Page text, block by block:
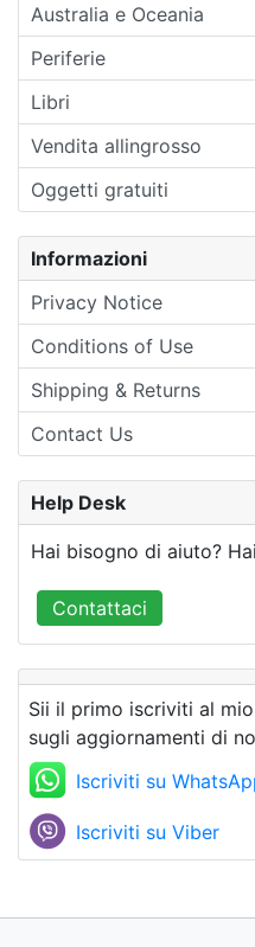
Australia e Oceania
Periferie
Libri
Vendita allingrosso
Oggetti gratuiti
Informazioni
Privacy Notice
Conditions of Use
Shipping & Returns
Contact Us
Help Desk
Hai bisogno di aiuto?
Contattaci
Sii il primo iscriviti al
sugli aggiornamenti di
Iscriviti su
Iscriviti su Viber